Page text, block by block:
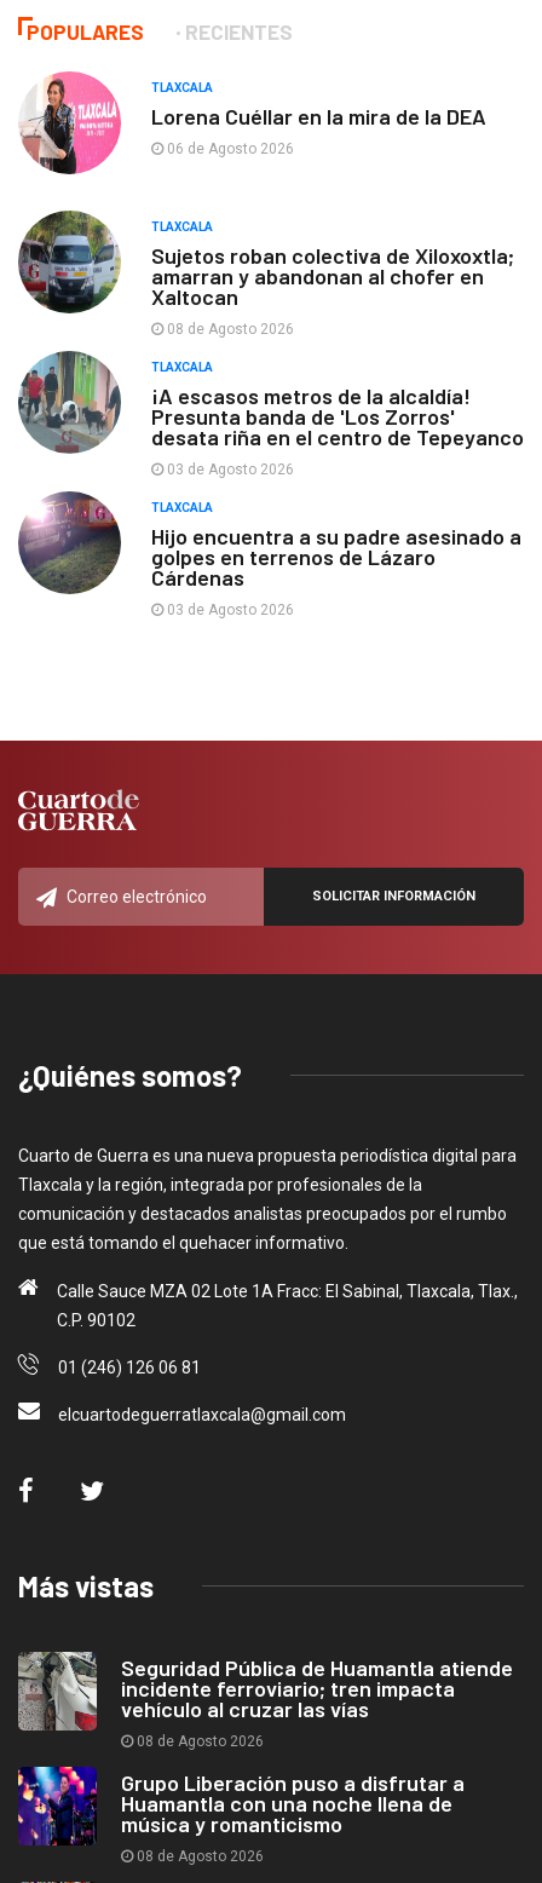
POPULARES RECIENTES
TLAXCALA
Lorena Cuéllar en la mira de la DEA
06 de Agosto 2026
TLAXCALA
Sujetos roban colectiva de Xiloxoxtla;
amarran y abandonan al chofer en
Xaltocan
08 de Agosto 2026
TLAXCALA
¡A escasos metros de la alcaldía!
Presunta banda de 'Los Zorros'
desata riña en el centro de Tepeyanco
03 de Agosto 2026
TLAXCALA
Hijo encuentra a su padre asesinado a
golpes en terrenos de Lázaro
Cárdenas
03 de Agosto 2026
¿Quiénes somos?
Cuarto de Guerra es una nueva propuesta periodística digital para
Tlaxcala y la región, integrada por profesionales de la
comunicación y destacados analistas preocupados por el rumbo
que está tomando el quehacer informativo.
Calle Sauce MZA 02 Lote 1A Fracc: El Sabinal, Tlaxcala, Tlax.,
C.P. 90102
01 (246) 126 06 81
elcuartodeguerratlaxcala@gmail.com
Más vistas
Seguridad Pública de Huamantla atiende
incidente ferroviario; tren impacta
vehículo al cruzar las vías
08 de Agosto 2026
Grupo Liberación puso a disfrutar a
Huamantla con una noche llena de
música y romanticismo
08 de Agosto 2026